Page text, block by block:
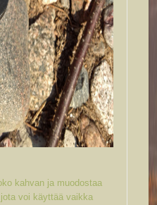
kahvan ja muodostaa
voi käyttää vaikka